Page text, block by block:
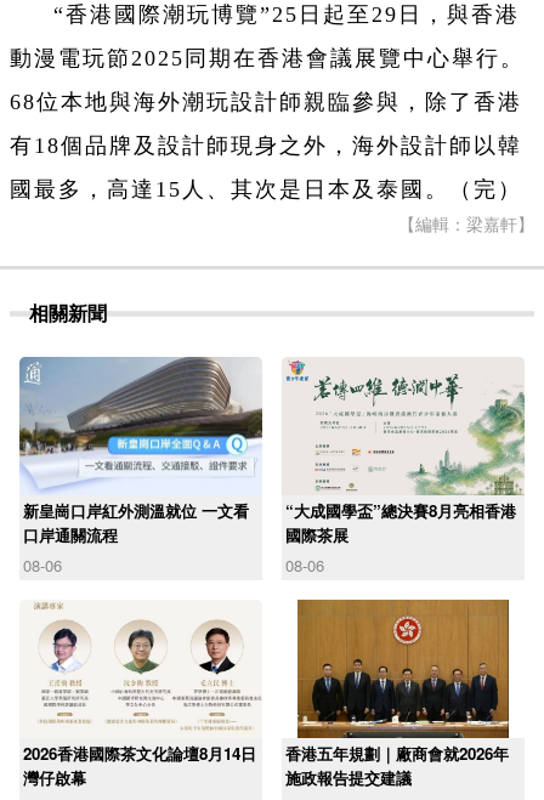
“香港國際潮玩博覽”25日起至29日，與香港
動漫電玩節2025同期在香港會議展覽中心舉行。
68位本地與海外潮玩設計師親臨參與，除了香港
有18個品牌及設計師現身之外，海外設計師以韓
國最多，高達15人、其次是日本及泰國。（完）
【編輯：梁嘉軒】
相關新聞
新皇崗口岸紅外測溫就位 一文看
口岸通關流程
08-06
“大成國學盃”總決賽8月亮相香港
國際茶展
08-06
2026香港國際茶文化論壇8月14日
灣仔啟幕
香港五年規劃｜廠商會就2026年
施政報告提交建議